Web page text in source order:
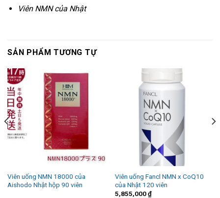
Viên NMN của Nhật
SẢN PHẨM TƯƠNG TỰ
Viên uống NMN 18000 của
Aishodo Nhật hộp 90 viên
Viên uống Fancl NMN x CoQ10
của Nhật 120 viên
5,855,000₫